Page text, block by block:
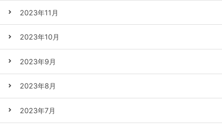
2023年11月
2023年10月
2023年9月
2023年8月
2023年7月